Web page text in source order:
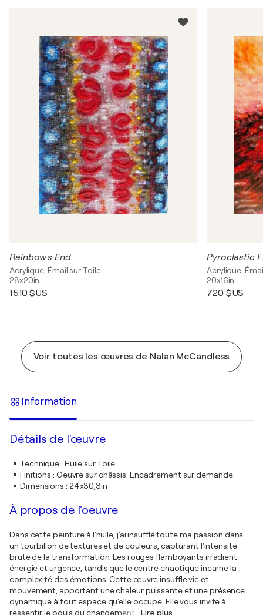
Rainbow's End
Acrylique, Émail sur Toile
28x20in
1 510 $US
Pyroclastic
Acrylique,
20x16in
720 $US
Voir toutes les œuvres de Nalan McCandless
Information
Détails de l'œuvre
Technique: Huile sur Toile
Finitions : Oeuvre sur châssis. Encadrement sur demande.
Dimensions : 24x30,3in
À propos de l'oeuvre
Dans cette peinture à l'huile, j'ai insufflé toute ma passion dans
un tourbillon de textures et de couleurs, capturant l'intensité
brute de la transformation. Les rouges flamboyants irradient
énergie et urgence, tandis que le centre chaotique incarne la
complexité des émotions. Cette œuvre insuffle vie et
mouvement, apportant une chaleur puissante et une présence
dynamique à tout espace qu'elle occupe. Elle vous invite à
ressentir le pouls du changement
Lire plus